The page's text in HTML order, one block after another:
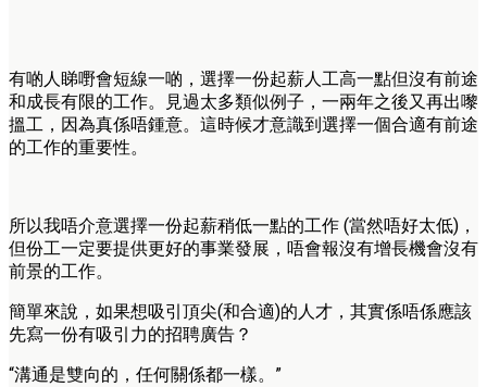
有啲人睇嘢會短線一啲，選擇一份起薪人工高一點但沒有前途
和成長有限的工作。見過太多類似例子，一兩年之後又再出嚟
搵工，因為真係唔鍾意。這時候才意識到選擇一個合適有前途
的工作的重要性。
所以我唔介意選擇一份起薪稍低一點的工作 (當然唔好太低)，
但份工一定要提供更好的事業發展，唔會報沒有增長機會沒有
前景的工作。
簡單來說，如果想吸引頂尖(和合適)的人才，其實係唔係應該
先寫一份有吸引力的招聘廣告？
“溝通是雙向的，任何關係都一樣。”